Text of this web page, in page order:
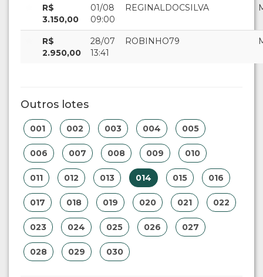
R$
3.150,00
01/08
09:00
REGINALDOCSILVA
R$
2.950,00
28/07
13:41
ROBINHO79
Outros lotes
001 002 003 004 005
006 007 008 009 010
011 012 013 014 015 016
017 018 019 020 021 022
023 024 025 026 027
028 029 030